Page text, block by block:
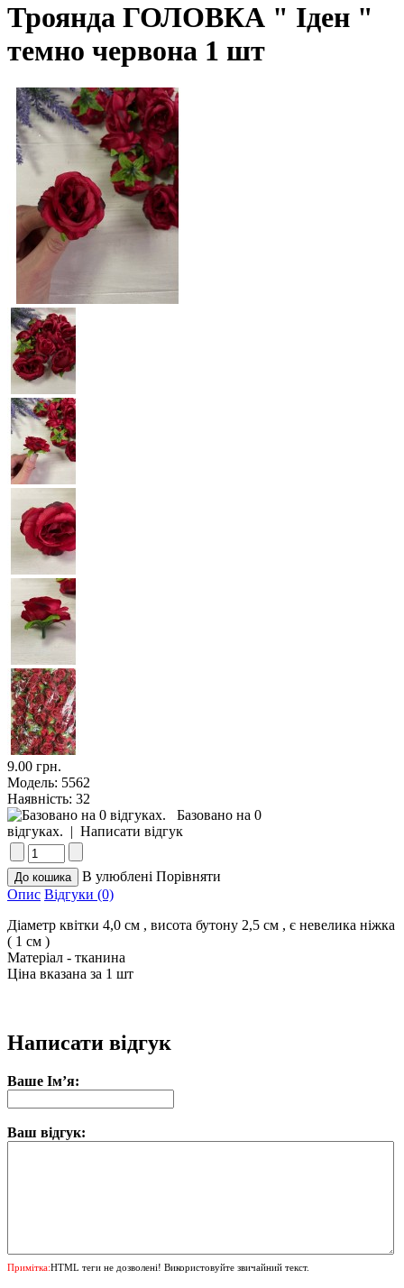
Троянда ГОЛОВКА " Іден "
темно червона 1 шт
9.00 грн.
Модель: 5562
Наявність: 32
Базовано на 0
відгуках. | Написати відгук
В улюблені Порівняти
Опис Відгуки (0)
Діаметр квітки 4,0 см , висота бутону 2,5 см , є невелика ніжка
( 1 см )
Матеріал - тканина
Ціна вказана за 1 шт
Написати відгук
Ваше Ім’я:
Ваш відгук:
Примітка:HTML теги не дозволені! Використовуйте звичайний текст.